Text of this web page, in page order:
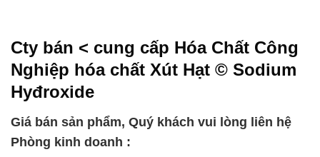
Cty bán < cung cấp Hóa Chất Công
Nghiệp hóa chất Xút Hạt © Sodium
Hyđroxide
Giá bán sản phẩm, Quý khách vui lòng liên hệ
Phòng kinh doanh :